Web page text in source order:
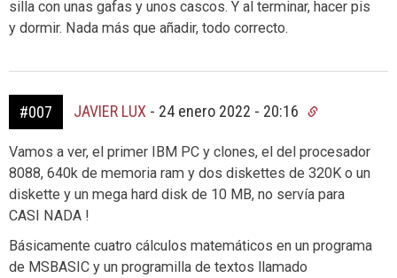
silla con unas gafas y unos cascos. Y al terminar, hacer pis
y dormir. Nada más que añadir, todo correcto.
#007 JAVIER LUX - 24 enero 2022 - 20:16
Vamos a ver, el primer IBM PC y clones, el del procesador
8088, 640k de memoria ram y dos diskettes de 320K o un
diskette y un mega hard disk de 10 MB, no servía para
CASI NADA !
Básicamente cuatro cálculos matemáticos en un programa
de MSBASIC y un programilla de textos llamado